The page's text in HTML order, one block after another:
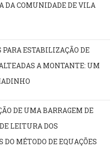
DA COMUNIDADE DE VILA
ESTABILIZAÇÃO DE
A MONTANTE: UM
DE UMA BARRAGEM DE
LEITURA DOS
MÉTODO DE EQUAÇÕES